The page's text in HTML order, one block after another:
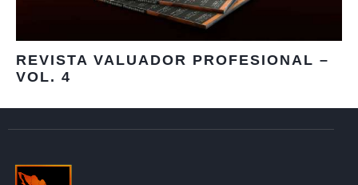
REVISTA VALUADOR PROFESIONAL –
VOL. 4